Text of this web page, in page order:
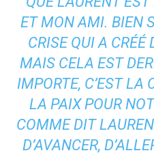
ET MON AMI. BIEN
CRISE QUI A CRÉÉ
MAIS CELA EST
IMPORTE, C’EST LA
LA PAIX POUR
COMME DIT
D’AVANCER,